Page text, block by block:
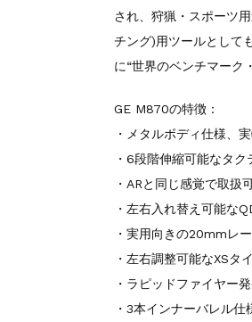
され、狩猟・スポーツ
チング)用ツールとして
に“世界のベンチマーク
GE M870の特徴：
・メタルボディ仕様、
・6段階伸縮可能なタク
・ARと同じ感覚で取扱
・左右入れ替え可能な
・実用向きの20mmレ
・左右調整可能なXSタ
・ラピッドファイヤー
・3本インナーバレル仕